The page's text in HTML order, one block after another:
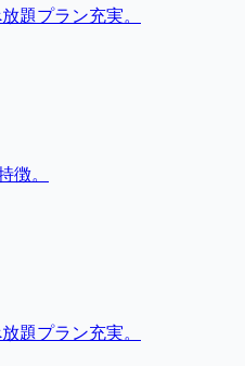
題プラン充実。
。
題プラン充実。